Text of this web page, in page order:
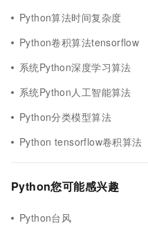
Python算法时间复杂度
Python卷积算法tensorflow
系统Python深度学习算法
系统Python人工智能算法
Python分类模型算法
Python tensorflow卷积算法
Python您可能感兴趣
Python台风